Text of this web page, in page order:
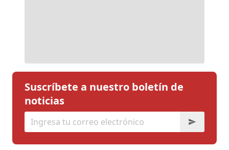
Suscríbete a nuestro boletín de
noticias